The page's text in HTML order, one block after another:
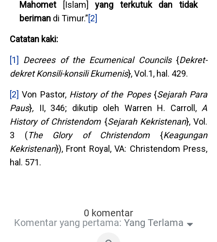
Mahomet[Islam]yang terkutuk dan tidak
beriman di Timur.”[2]
Catatan kaki:
[1] Decrees of the Ecumenical Councils{Dekret-
dekret Konsili-konsili Ekumenis}, Vol.1, hal. 429.
[2] Von Pastor, History of the Popes {Sejarah Para
Paus}, II, 346; dikutip oleh Warren H. Carroll, A
History of Christendom{Sejarah Kekristenan}, Vol.
3 (The Glory of Christendom{Keagungan
Kekristenan}), Front Royal, VA: Christendom Press,
hal. 571.
0 komentar
Komentar yang pertama: Yang Terlama